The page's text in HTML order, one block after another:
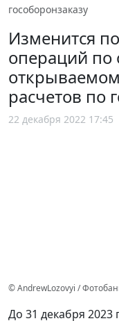
гособоронзаказу
Изменится
операций по
расчетов по
22 декабря 2022 17:45
© AndrewLozovyi /
До 31 декабря 2023